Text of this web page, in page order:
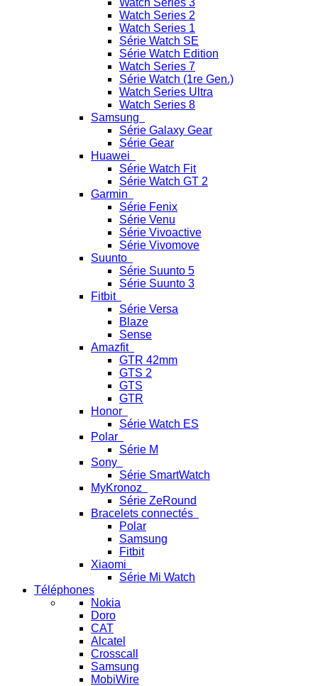
Watch Series 3
Watch Series 2
Watch Series 1
Série Watch SE
Série Watch Edition
Watch Series 7
Série Watch (1re Gen.)
Watch Series Ultra
Watch Series 8
Samsung
Série Galaxy Gear
Série Gear
Huawei
Série Watch Fit
Série Watch GT 2
Garmin
Série Fenix
Série Venu
Série Vivoactive
Série Vivomove
Suunto
Série Suunto 5
Série Suunto 3
Fitbit
Série Versa
Blaze
Sense
Amazfit
GTR 42mm
GTS 2
GTS
GTR
Honor
Série Watch ES
Polar
Série M
Sony
Série SmartWatch
MyKronoz
Série ZeRound
Bracelets connectés
Polar
Samsung
Fitbit
Xiaomi
Série Mi Watch
Téléphones
Nokia
Doro
CAT
Alcatel
Crosscall
Samsung
MobiWire